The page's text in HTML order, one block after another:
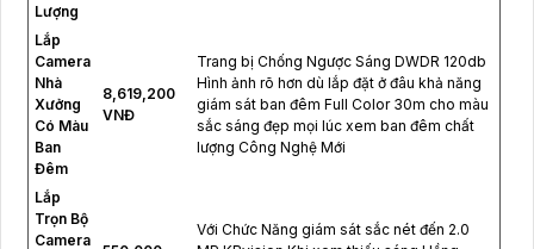
Lượng
Lắp
Camera
Nhà
Xưởng
Có Màu
Ban
Đêm
8,619,200
VNĐ
Trang bị Chống Ngược Sáng DWDR 120db
Hình ảnh rõ hơn dù lắp đặt ở đâu khả năng
giám sát ban đêm Full Color 30m cho màu
sắc sáng đẹp mọi lúc xem ban đêm chất
lượng Công Nghệ Mới
Lắp
Trọn Bộ
Camera
Với Chức Năng giám sát sắc nét đến 2.0